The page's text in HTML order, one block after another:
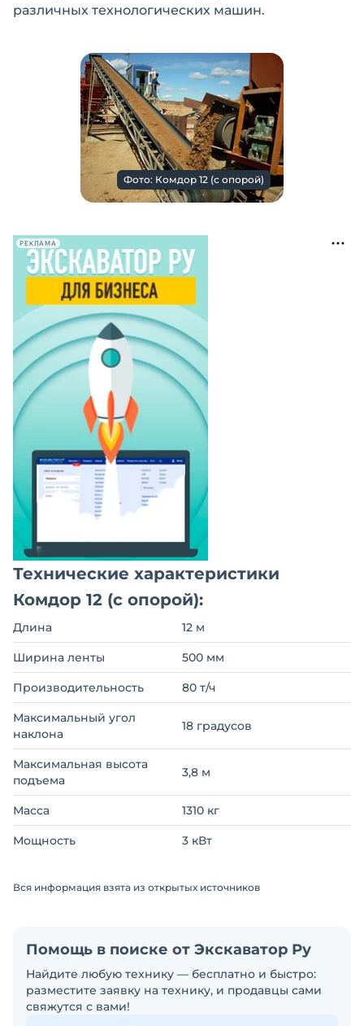
различных технологических машин.
Фото: Комдор 12 (с опорой)
РЕКЛАМА
Технические характеристики
Комдор 12 (с опорой):
Длина 12 м
Ширина ленты 500 мм
Производительность 80 т/ч
Максимальный угол
наклона
18 градусов
Максимальная высота
подъема
3,8 м
Масса 1310 кг
Мощность 3 кВт
Вся информация взята из открытых источников
Помощь в поиске от Экскаватор Ру
Найдите любую технику — бесплатно и быстро:
разместите заявку на технику, и продавцы сами
свяжутся с вами!